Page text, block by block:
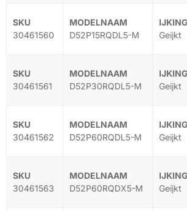
30461560 D52P15RQDL5-M Geijkt
30461561 D52P30RQDL5-M Geijkt
30461562 D52P60RQDL5-M Geijkt
30461563 D52P60RQDX5-M Geijkt